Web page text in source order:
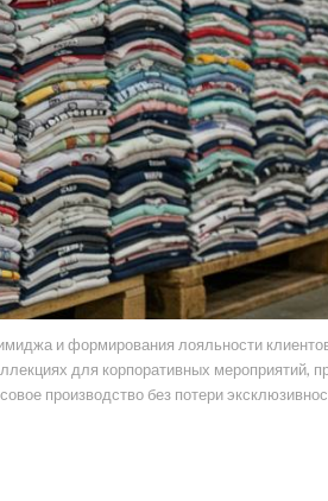
и формирования лояльности
для корпоративных мероприятий,
производство без потери